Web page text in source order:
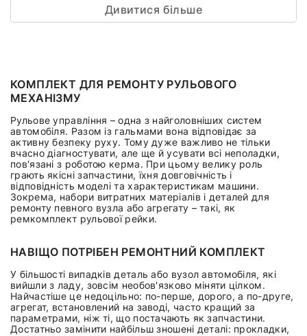
Дивитися більше
КОМПЛЕКТ ДЛЯ РЕМОНТУ РУЛЬОВОГО
МЕХАНІЗМУ
Рульове управління – одна з найголовніших систем
автомобіля. Разом із гальмами вона відповідає за
активну безпеку руху. Тому дуже важливо не тільки
вчасно діагностувати, але ще й усувати всі неполадки,
пов'язані з роботою керма. При цьому велику роль
грають якісні запчастини, їхня довговічність і
відповідність моделі та характеристикам машини.
Зокрема, набори витратних матеріалів і деталей для
ремонту певного вузла або агрегату – такі, як
ремкомплект рульової рейки.
НАВІЩО ПОТРІБЕН РЕМОНТНИЙ КОМПЛЕКТ
У більшості випадків деталь або вузол автомобіля, які
вийшли з ладу, зовсім необов'язково міняти цілком.
Найчастіше це недоцільно: по-перше, дорого, а по-друге,
агрегат, встановлений на заводі, часто кращий за
параметрами, ніж ті, що постачають як запчастини.
Достатньо замінити найбільш зношені деталі: прокладки,